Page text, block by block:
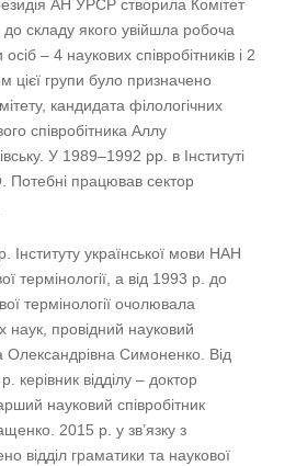
АН УРСР створила Комітет
до складу якого увійшла робоча
осіб – 4 наукових співробітників і 2
цієї групи було призначено
кандидата філологічних
співробітника Аллу
У 1989–1992 рр. в Інституті
Потебні працював сектор
Інституту української мови НАН
термінології, а від 1993 р. до
термінології очолювала
наук, провідний науковий
Олександрівна Симоненко. Від
керівник відділу – доктор
науковий співробітник
2015 р. у зв’язку з
відділ граматики та наукової